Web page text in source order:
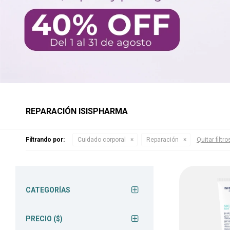
REPARACIÓN ISISPHARMA
Filtrando por: Cuidado corporal Reparación Quitar
CATEGORÍAS
PRECIO ($)